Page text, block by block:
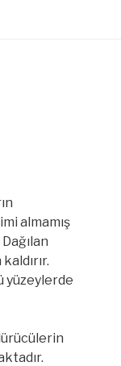
almamış
yüzeylerde